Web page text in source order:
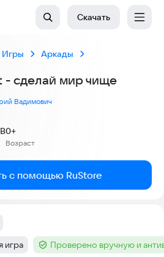
Скачать
Игры Аркады
- сделай мир чище
Вадимович
Возраст
0+
с помощью RuStore
игра Тег :Проверено вручную и